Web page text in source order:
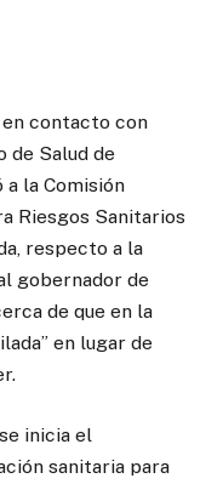
contacto con
de Salud de
la Comisión
Riesgos Sanitarios
respecto a la
gobernador de
de que en la
en lugar de
inicia el
sanitaria para